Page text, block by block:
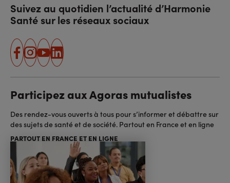
Suivez au quotidien l’actualité d’Harmonie
Santé sur les réseaux sociaux
facebook
instagram
youtube
linkedin
Participez aux Agoras mutualistes
Des rendez-vous ouverts à tous pour s’informer et débattre sur
des sujets de santé et de société. Partout en France et en ligne
PARTOUT EN FRANCE ET EN LIGNE